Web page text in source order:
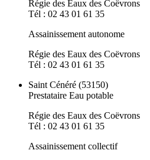
Régie des Eaux des Coëvrons
Tél : 02 43 01 61 35
Assainissement autonome
Régie des Eaux des Coëvrons
Tél : 02 43 01 61 35
Saint Cénéré (53150)
Prestataire Eau potable
Régie des Eaux des Coëvrons
Tél : 02 43 01 61 35
Assainissement collectif